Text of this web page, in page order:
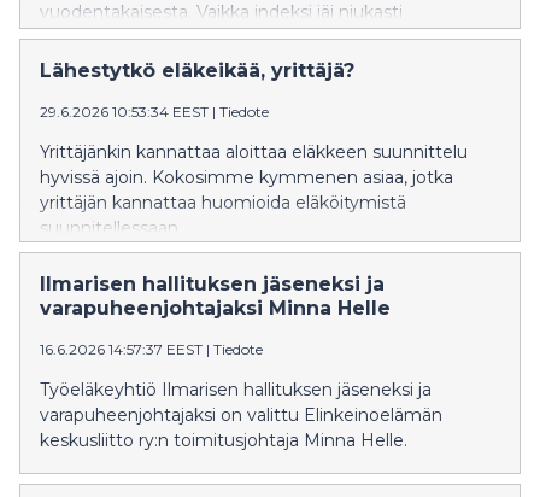
vuodentakaisesta. Vaikka indeksi jäi niukasti
miinukselle, talouden piristymisestä on merkkejä
näkyvissä. Työmarkkinoilla käänne näkyy kuitenkin
Lähestytkö eläkeikää, yrittäjä?
29.6.2026 10:53:34 EEST | Tiedote
Yrittäjänkin kannattaa aloittaa eläkkeen suunnittelu
hyvissä ajoin. Kokosimme kymmenen asiaa, jotka
yrittäjän kannattaa huomioida eläköitymistä
suunnitellessaan.
Ilmarisen hallituksen jäseneksi ja
varapuheenjohtajaksi Minna Helle
16.6.2026 14:57:37 EEST | Tiedote
Työeläkeyhtiö Ilmarisen hallituksen jäseneksi ja
varapuheenjohtajaksi on valittu Elinkeinoelämän
keskusliitto ry:n toimitusjohtaja Minna Helle.